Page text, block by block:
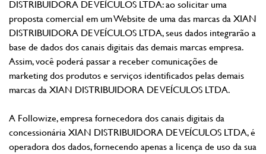
DISTRIBUIDORA DE VEÍCULOS LTDA: ao solicitar uma
proposta comercial em um Website de uma das marcas da XIAN
DISTRIBUIDORA DE VEÍCULOS LTDA, seus dados integrarão a
base de dados dos canais digitais das demais marcas empresa.
Assim, você poderá passar a receber comunicações de
marketing dos produtos e serviços identificados pelas demais
marcas da XIAN DISTRIBUIDORA DE VEÍCULOS LTDA.
A Followize, empresa fornecedora dos canais digitais da
concessionária XIAN DISTRIBUIDORA DE VEÍCULOS LTDA, é
operadora dos dados, fornecendo apenas a licença de uso da sua